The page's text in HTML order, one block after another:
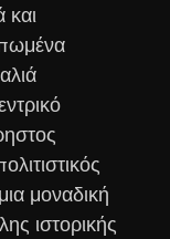
και
μοναδική
ιστορικής